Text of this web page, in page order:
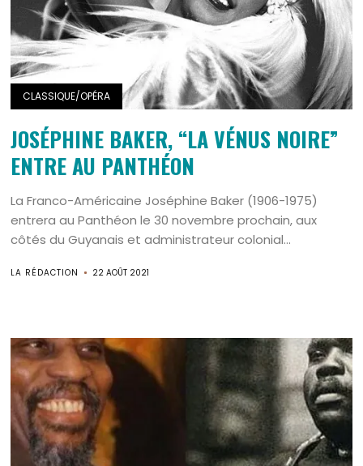
CLASSIQUE/OPÉRA
JOSÉPHINE BAKER, “LA VÉNUS NOIRE”
ENTRE AU PANTHÉON
La Franco-Américaine Joséphine Baker (1906-1975)
entrera au Panthéon le 30 novembre prochain, aux
côtés du Guyanais et administrateur colonial...
LA RÉDACTION 22 AOÛT 2021